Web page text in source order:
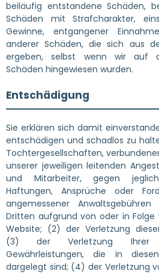
beiläufig entstandene Schäden,
Schäden mit Strafcharakter,
Gewinne, entgangener
anderer Schäden, die sich aus
ergeben, selbst wenn wir auf
Schäden hingewiesen wurden.
Entschädigung
Sie erklären sich damit
entschädigen und schadlos zu
Tochtergesellschaften,
unserer jeweiligen leitenden
und Mitarbeiter, gegen
Haftungen, Ansprüche oder
angemessener
Dritten aufgrund von oder in Folge
Website; (2) der Verletzung
(3) der Verletzung Ihrer
Gewährleistungen, die in
dargelegt sind; (4) der Verletzung